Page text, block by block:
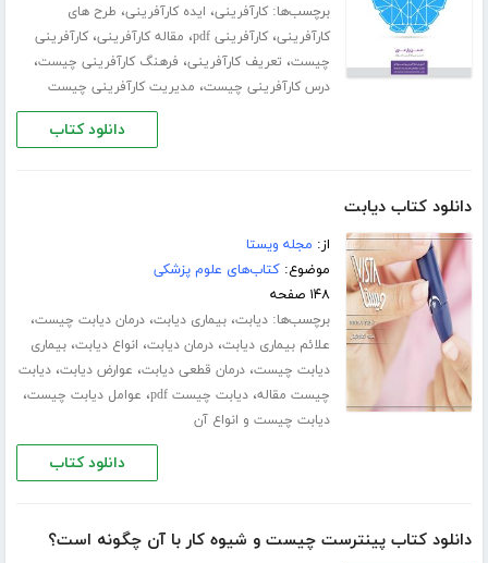
برچسب‌ها:کارآفرینی، ایده کارآفرینی، طرح های
کارآفرینی،کارآفرینی pdf ، مقاله کارآفرینی،کارآفرینی
چیست، تعریف کارآفرینی، فرهنگ کارآفرینی چیست،
درس کارآفرینی چیست، مدیریت کارآفرینی چیست
دانلود کتاب
دانلود کتاب دیابت
از: مجله ویستا
موضوع:کتاب‌های علوم پزشکی
۱۴۸ صفحه
برچسب‌ها:دیابت،بیماری دیابت،درمان دیابت چیست،
علائم بیماری دیابت،درمان دیابت، انواع دیابت،بیماری
دیابت چیست،درمان قطعی دیابت، عوارض دیابت،دیابت
چیست مقاله،دیابت چیست pdf ، عوامل دیابت چیست،
دیابت چیست و انواع آن
دانلود کتاب
دانلود کتاب پینترست چیست و شیوه کار با آن چگونه است؟